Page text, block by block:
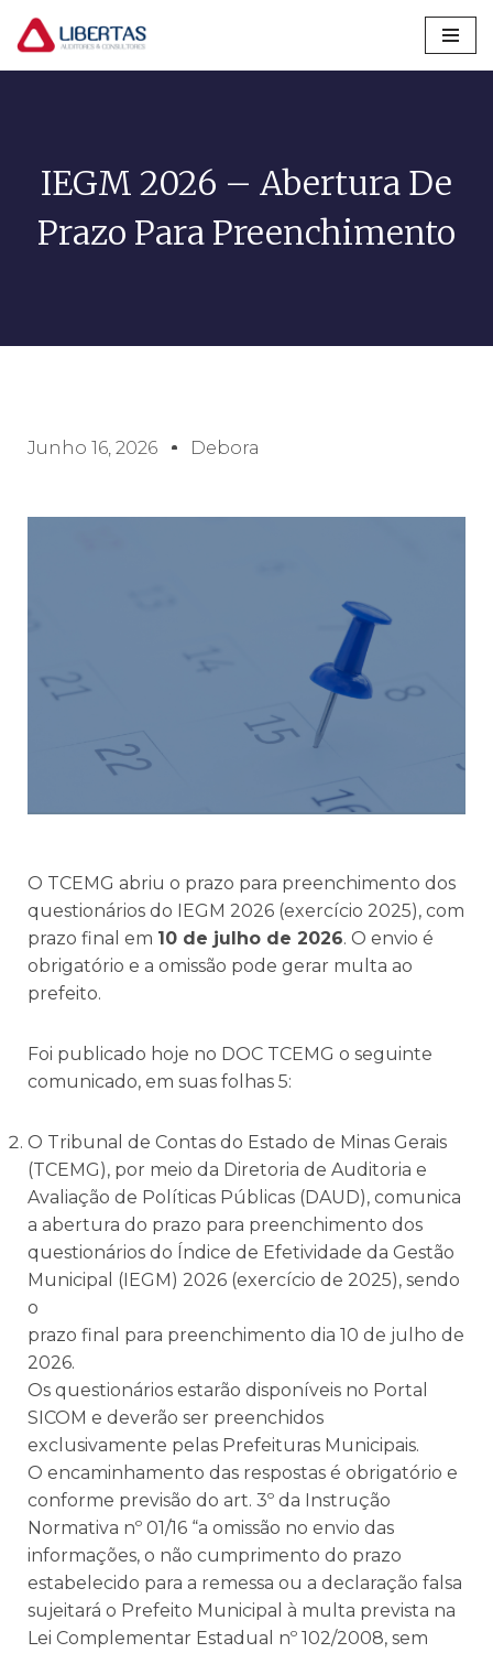
Pular
IEGM 2026 – Abertura De
Prazo Para Preenchimento
Junho 16, 2026 Debora
O TCEMG abriu o prazo para preenchimento dos
questionários do IEGM 2026 (exercício 2025), com
prazo final em 10 de julho de 2026. O envio é
obrigatório e a omissão pode gerar multa ao
prefeito.
Foi publicado hoje no DOC TCEMG o seguinte
comunicado, em suas folhas 5:
O Tribunal de Contas do Estado de Minas Gerais
(TCEMG), por meio da Diretoria de Auditoria e
Avaliação de Políticas Públicas (DAUD), comunica
a abertura do prazo para preenchimento dos
questionários do Índice de Efetividade da Gestão
Municipal (IEGM) 2026 (exercício de 2025), sendo
o
prazo final para preenchimento dia 10 de julho de
2026.
Os questionários estarão disponíveis no Portal
SICOM e deverão ser preenchidos
exclusivamente pelas Prefeituras Municipais.
O encaminhamento das respostas é obrigatório e
conforme previsão do art. 3º da Instrução
Normativa nº 01/16 “a omissão no envio das
informações, o não cumprimento do prazo
estabelecido para a remessa ou a declaração falsa
sujeitará o Prefeito Municipal à multa prevista na
Lei Complementar Estadual nº 102/2008, sem